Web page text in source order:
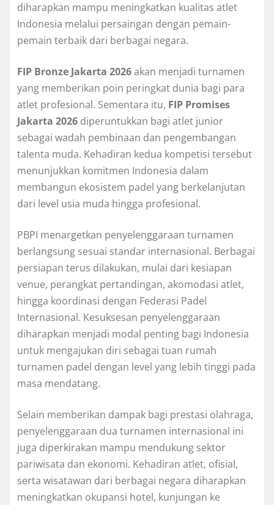
diharapkan mampu meningkatkan kualitas atlet
Indonesia melalui persaingan dengan pemain-
pemain terbaik dari berbagai negara.
FIP Bronze Jakarta 2026akan menjadi turnamen
yang memberikan poin peringkat dunia bagi para
atlet profesional. Sementara itu, FIP Promises
Jakarta 2026 diperuntukkan bagi atlet junior
sebagai wadah pembinaan dan pengembangan
talenta muda. Kehadiran kedua kompetisi tersebut
menunjukkan komitmen Indonesia dalam
membangun ekosistem padel yang berkelanjutan
dari level usia muda hingga profesional.
PBPI menargetkan penyelenggaraan turnamen
berlangsung sesuai standar internasional. Berbagai
persiapan terus dilakukan, mulai dari kesiapan
venue, perangkat pertandingan, akomodasi atlet,
hingga koordinasi dengan Federasi Padel
Internasional. Kesuksesan penyelenggaraan
diharapkan menjadi modal penting bagi Indonesia
untuk mengajukan diri sebagai tuan rumah
turnamen padel dengan level yang lebih tinggi pada
masa mendatang.
Selain memberikan dampak bagi prestasi olahraga,
penyelenggaraan dua turnamen internasional ini
juga diperkirakan mampu mendukung sektor
pariwisata dan ekonomi. Kehadiran atlet, ofisial,
serta wisatawan dari berbagai negara diharapkan
meningkatkan okupansi hotel, kunjungan ke